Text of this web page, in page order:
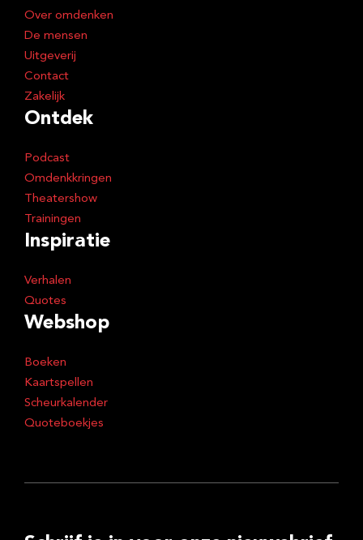
Over omdenken
De mensen
Uitgeverij
Contact
Zakelijk
Ontdek
Podcast
Omdenkkringen
Theatershow
Trainingen
Inspiratie
Verhalen
Quotes
Webshop
Boeken
Kaartspellen
Scheurkalender
Quoteboekjes